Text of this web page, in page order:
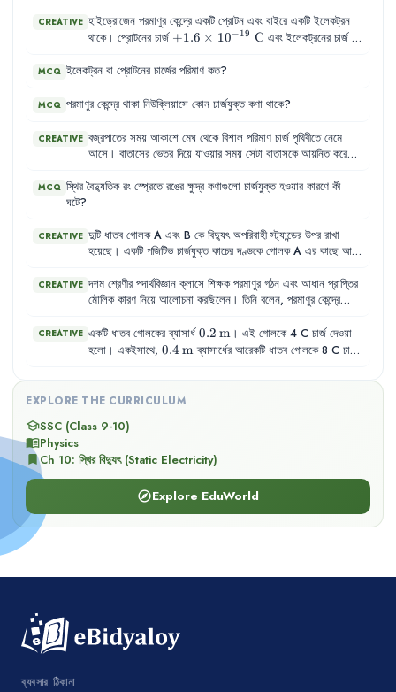
CREATIVE হাইড্রোজেন পরমাণুর কেন্দ্রে একটি প্রোটন এবং বাইরে একটি ইলেকট্রন
থাকে। প্রোটনের চার্জ +1.6 \times
C}
+1.6 × 10−19 C এবং ইলেকট্রনের চার্জ-1.6
0.5 \times
m}
0.5 ×10−8 m।
MCQ ইলেকট্রন বা প্রোটনের চার্জের পরিমাণ কত?
MCQ পরমাণুর কেন্দ্রে থাকা নিউক্লিয়াসে কোন চার্জযুক্ত কণা থাকে?
CREATIVE বজ্রপাতের সময় আকাশে মেঘ থেকে বিশাল পরিমাণ চার্জ পৃথিবীতে নেমে
আসে । বাতাসের ভেতর দিয়ে যাওয়ার সময় সেটা বাতাসকে আয়নিত করে
পরিমাণ চার্জ যেখানে হাজির হয়, সেখানে ভয়ংকর ক্ষতি হতে পারে।
MCQ স্থির বৈদ্যুতিক রং স্প্রেতে রঙের ক্ষুদ্র কণাগুলো চার্জযুক্ত হওয়ার কারণে কী
ঘটে?
CREATIVE দুটি ধাতব গোলক A এবং B কে বিদ্যুৎ অপরিবাহী স্ট্যান্ডের উপর রাখা
হয়েছে । একটি পজিটিভ চার্জযুক্ত কাচের দণ্ডকে গোলক A এর কাছে আনা
করিয়ে রাখা হলো।
CREATIVE দশম শ্রেণীর পদার্থবিজ্ঞান ক্লাসে শিক্ষক পরমাণুর গঠন এবং আধান প্রাপ্তির
মৌলিক কারণ নিয়ে আলোচনা করছিলেন । তিনি বলেন, পরমাণুর কেন্দ্রে
CREATIVE একটি ধাতব গোলকের ব্যাসার্ধ 0.2\,\text{m}
0.2 m। এই গোলকে 4 C চার্জ দেওয়া
হলো । একইসাথে, 0.4\,\text{m}
0.4 m ব্যাসার্ধের আরেকটি ধাতব গোলকে 8 C চার্জ
এবং তারা পরস্পর থেকে যথেষ্ট দূরে অবস্থিত।
EXPLORE THE CURRICULUM
schoolSSC (Class 9-10)
menu_bookPhysics
bookmarkCh 10: স্থির বিদ্যুৎ (Static Electricity)
exploreExplore EduWorld
ব্যবসার ঠিকানা